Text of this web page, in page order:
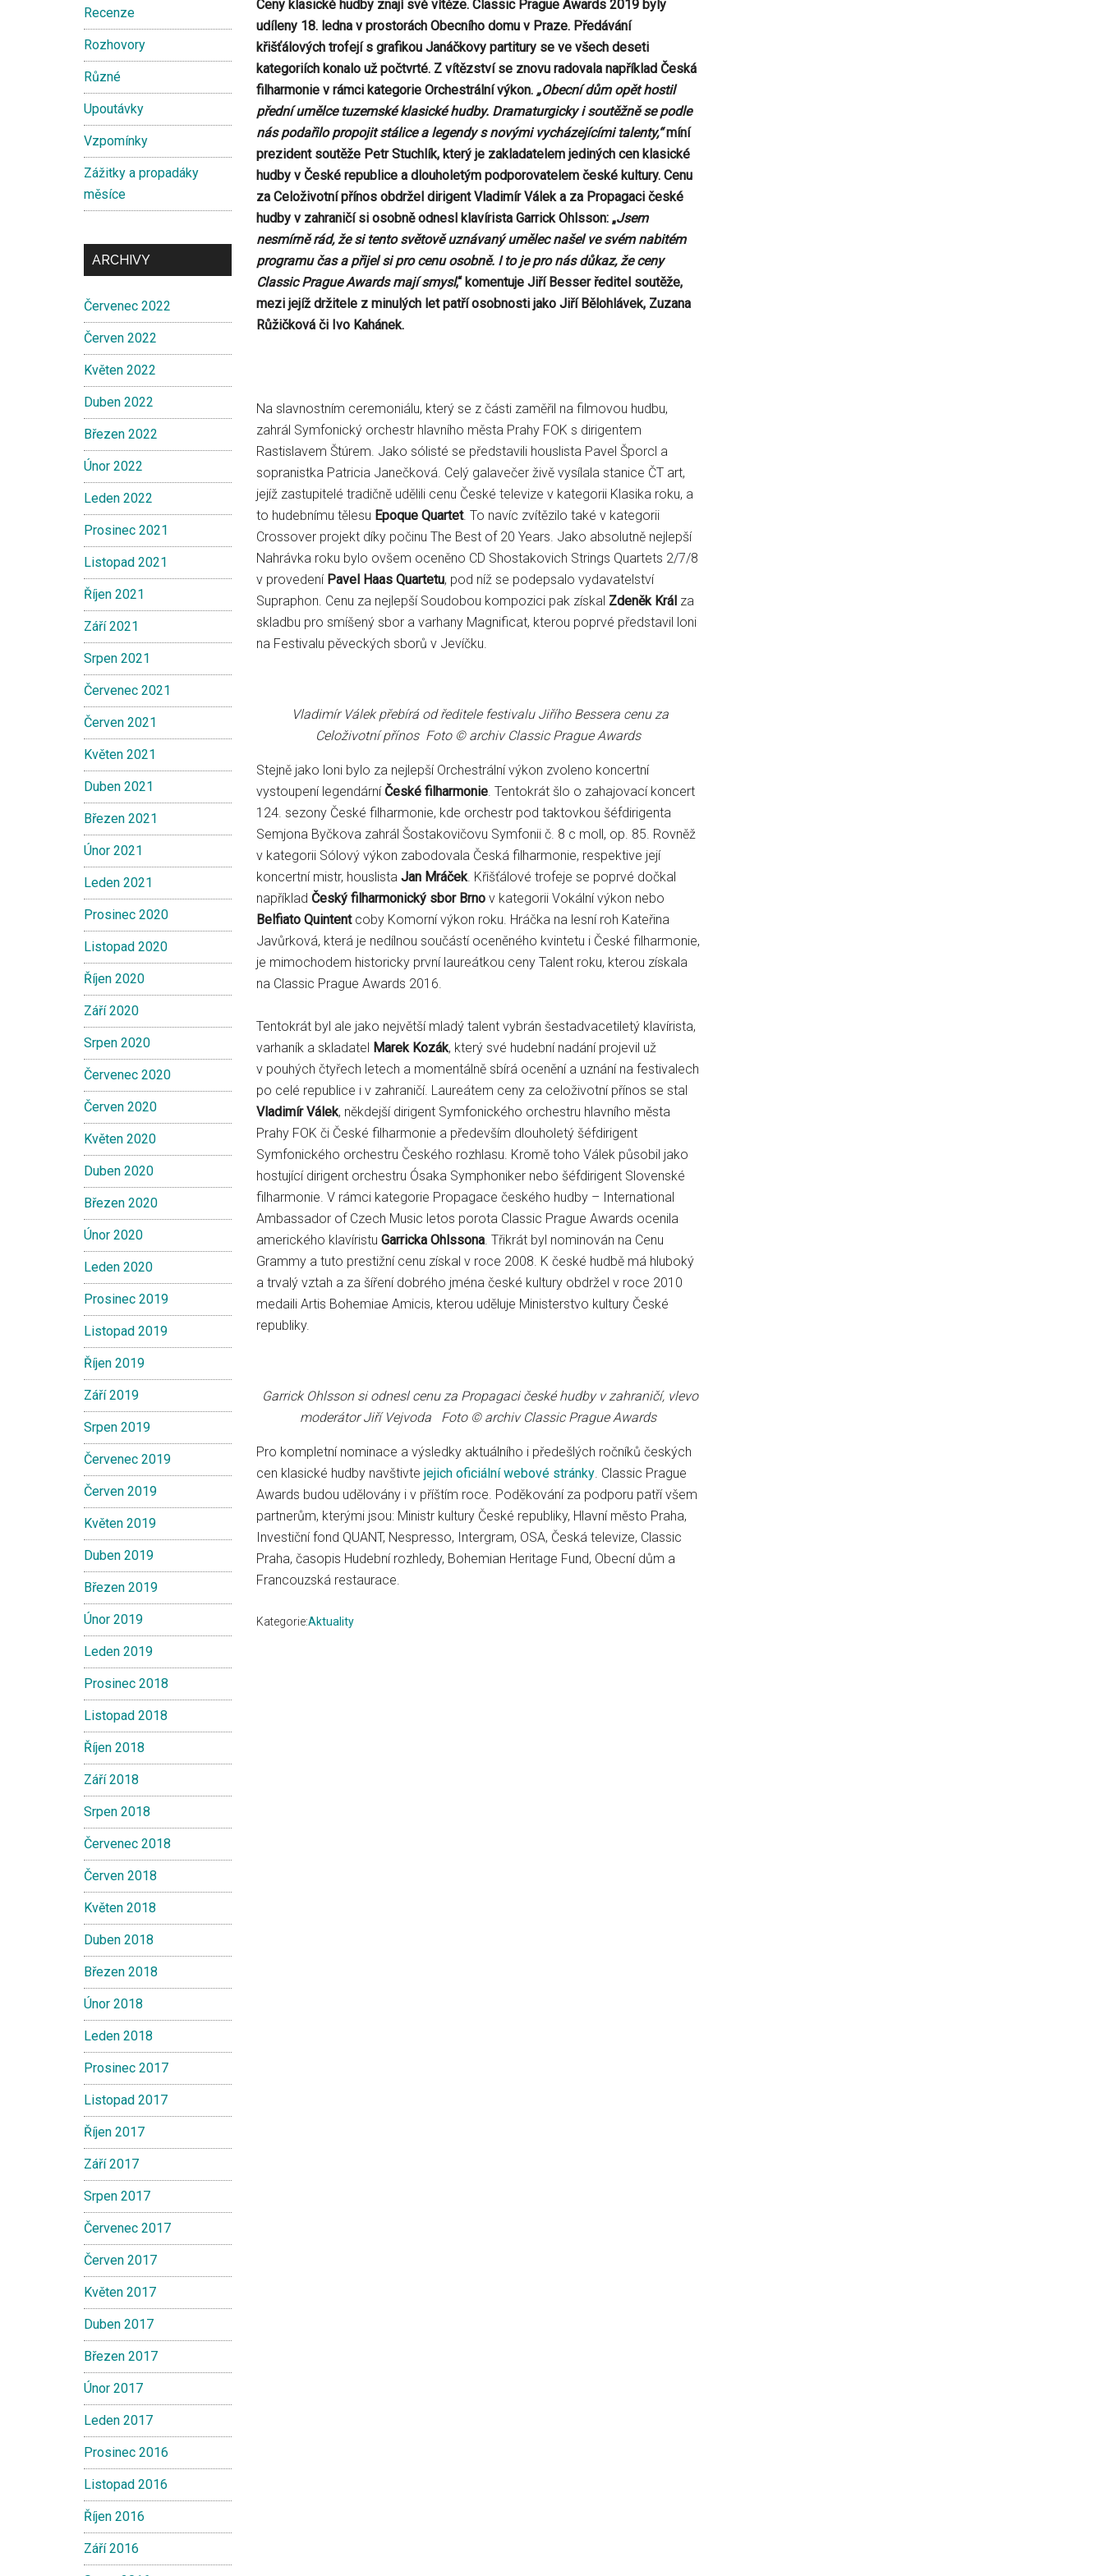
Ceny klasické hudby znají své vítěze. Classic Prague Awards 2019 byly
udíleny 18. ledna v prostorách Obecního domu v Praze. Předávání
křišťálových trofejí s grafikou Janáčkovy partitury se ve všech deseti
kategoriích konalo už počtvrté. Z vítězství se znovu radovala například Česká
filharmonie v rámci kategorie Orchestrální výkon. „Obecní dům opět hostil
přední umělce tuzemské klasické hudby. Dramaturgicky i soutěžně se podle
nás podařilo propojit stálice a legendy s novými vycházejícími talenty,“míní
prezident soutěže Petr Stuchlík, který je zakladatelem jediných cen klasické
hudby v České republice a dlouholetým podporovatelem české kultury. Cenu
za Celoživotní přínos obdržel dirigent Vladimír Válek a za Propagaci české
hudby v zahraničí si osobně odnesl klavírista Garrick Ohlsson: „Jsem
nesmírně rád, že si tento světově uznávaný umělec našel ve svém nabitém
programu čas a přijel si pro cenu osobně. I to je pro nás důkaz, že ceny
Classic Prague Awards mají smysl,“ komentuje Jiří Besser ředitel soutěže,
mezi jejíž držitele z minulých let patří osobnosti jako Jiří Bělohlávek, Zuzana
Růžičková či Ivo Kahánek.
Na slavnostním ceremoniálu, který se z části zaměřil na filmovou hudbu,
zahrál Symfonický orchestr hlavního města Prahy FOK s dirigentem
Rastislavem Štúrem. Jako sólisté se představili houslista Pavel Šporcl a
sopranistka Patricia Janečková. Celý galavečer živě vysílala stanice ČT art,
jejíž zastupitelé tradičně udělili cenu České televize v kategorii Klasika roku, a
to hudebnímu tělesu Epoque Quartet. To navíc zvítězilo také v kategorii
Crossover projekt díky počinu The Best of 20 Years. Jako absolutně nejlepší
Nahrávka roku bylo ovšem oceněno CD Shostakovich Strings Quartets 2/7/8
v provedení Pavel Haas Quartetu, pod níž se podepsalo vydavatelství
Supraphon. Cenu za nejlepší Soudobou kompozici pak získal Zdeněk Král za
skladbu pro smíšený sbor a varhany Magnificat, kterou poprvé představil loni
na Festivalu pěveckých sborů v Jevíčku.
Vladimír Válek přebírá od ředitele festivalu Jiřího Bessera cenu za
Celoživotní přínos Foto © archiv Classic Prague Awards
Stejně jako loni bylo za nejlepší Orchestrální výkon zvoleno koncertní
vystoupení legendární České filharmonie. Tentokrát šlo o zahajovací koncert
124. sezony České filharmonie, kde orchestr pod taktovkou šéfdirigenta
Semjona Byčkova zahrál Šostakovičovu Symfonii č. 8 c moll, op. 85. Rovněž
v kategorii Sólový výkon zabodovala Česká filharmonie, respektive její
koncertní mistr, houslista Jan Mráček. Křišťálové trofeje se poprvé dočkal
například Český filharmonický sbor Brno v kategorii Vokální výkon nebo
Belfiato Quintentcoby Komorní výkon roku. Hráčka na lesní roh Kateřina
Javůrková, která je nedílnou součástí oceněného kvintetu i České filharmonie,
je mimochodem historicky první laureátkou ceny Talent roku, kterou získala
na Classic Prague Awards 2016.
Tentokrát byl ale jako největší mladý talent vybrán šestadvacetiletý klavírista,
varhaník a skladatel Marek Kozák, který své hudební nadání projevil už
v pouhých čtyřech letech a momentálně sbírá ocenění a uznání na festivalech
po celé republice i v zahraničí. Laureátem ceny za celoživotní přínos se stal
Vladimír Válek, někdejší dirigent Symfonického orchestru hlavního města
Prahy FOK či České filharmonie a především dlouholetý šéfdirigent
Symfonického orchestru Českého rozhlasu. Kromě toho Válek působil jako
hostující dirigent orchestru Ósaka Symphoniker nebo šéfdirigent Slovenské
filharmonie. V rámci kategorie Propagace českého hudby – International
Ambassador of Czech Music letos porota Classic Prague Awards ocenila
amerického klavíristu Garricka Ohlssona. Třikrát byl nominován na Cenu
Grammy a tuto prestižní cenu získal v roce 2008. K české hudbě má hluboký
a trvalý vztah a za šíření dobrého jména české kultury obdržel v roce 2010
medaili Artis Bohemiae Amicis, kterou uděluje Ministerstvo kultury České
republiky.
Garrick Ohlsson si odnesl cenu za Propagaci české hudby v zahraničí, vlevo
moderátor Jiří Vejvoda Foto © archiv Classic Prague Awards
Pro kompletní nominace a výsledky aktuálního i předešlých ročníků českých
cen klasické hudby navštivte jejich oficiální webové stránky. Classic Prague
Awards budou udělovány i v příštím roce. Poděkování za podporu patří všem
partnerům, kterými jsou: Ministr kultury České republiky, Hlavní město Praha,
Investiční fond QUANT, Nespresso, Intergram, OSA, Česká televize, Classic
Praha, časopis Hudební rozhledy, Bohemian Heritage Fund, Obecní dům a
Francouzská restaurace.
Kategorie:Aktuality
Recenze
Rozhovory
Různé
Upoutávky
Vzpomínky
Zážitky a propadáky
měsíce
ARCHIVY
Červenec 2022
Červen 2022
Květen 2022
Duben 2022
Březen 2022
Únor 2022
Leden 2022
Prosinec 2021
Listopad 2021
Říjen 2021
Září 2021
Srpen 2021
Červenec 2021
Červen 2021
Květen 2021
Duben 2021
Březen 2021
Únor 2021
Leden 2021
Prosinec 2020
Listopad 2020
Říjen 2020
Září 2020
Srpen 2020
Červenec 2020
Červen 2020
Květen 2020
Duben 2020
Březen 2020
Únor 2020
Leden 2020
Prosinec 2019
Listopad 2019
Říjen 2019
Září 2019
Srpen 2019
Červenec 2019
Červen 2019
Květen 2019
Duben 2019
Březen 2019
Únor 2019
Leden 2019
Prosinec 2018
Listopad 2018
Říjen 2018
Září 2018
Srpen 2018
Červenec 2018
Červen 2018
Květen 2018
Duben 2018
Březen 2018
Únor 2018
Leden 2018
Prosinec 2017
Listopad 2017
Říjen 2017
Září 2017
Srpen 2017
Červenec 2017
Červen 2017
Květen 2017
Duben 2017
Březen 2017
Únor 2017
Leden 2017
Prosinec 2016
Listopad 2016
Říjen 2016
Září 2016